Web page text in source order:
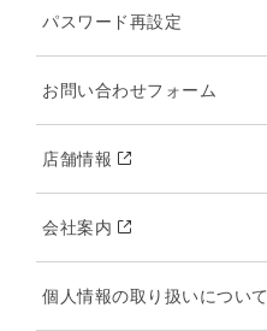
パスワード再設定
お問い合わせフォーム
店舗情報
会社案内
個人情報の取り扱いについて